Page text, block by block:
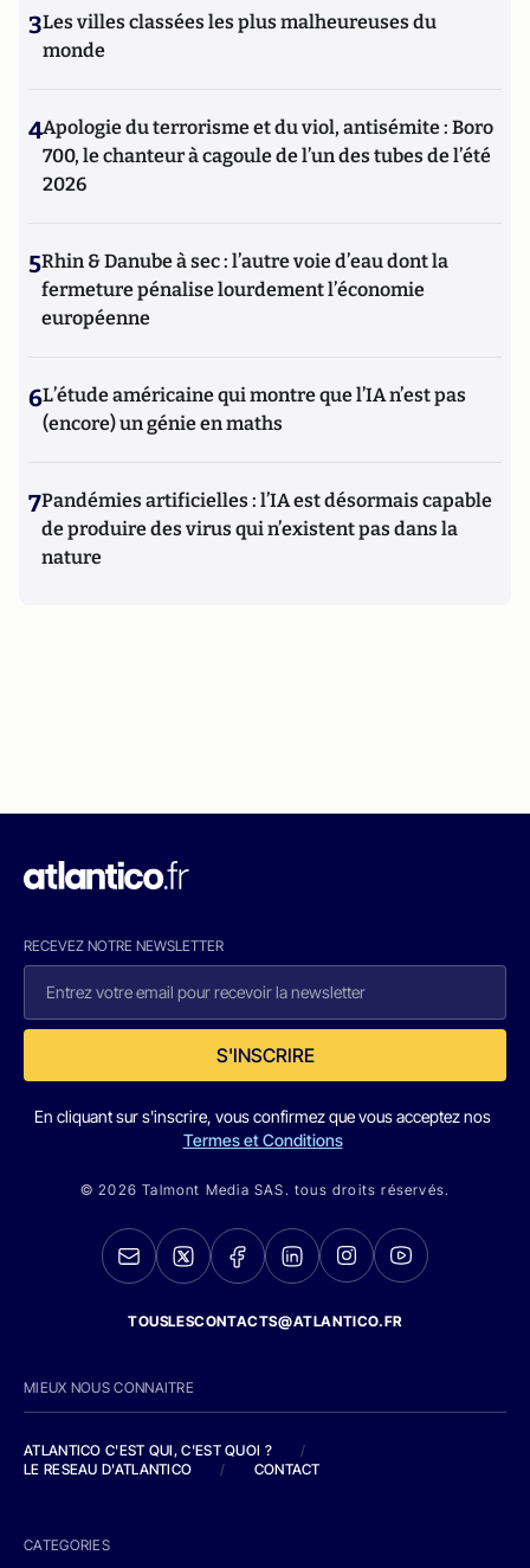
3Les villes classées les plus malheureuses du
monde
4Apologie du terrorisme et du viol, antisémite : Boro
700, le chanteur à cagoule de l’un des tubes de l’été
2026
5Rhin & Danube à sec : l’autre voie d’eau dont la
fermeture pénalise lourdement l’économie
européenne
6L’étude américaine qui montre que l’IA n’est pas
(encore) un génie en maths
7Pandémies artificielles : l’IA est désormais capable
de produire des virus qui n’existent pas dans la
nature
RECEVEZ NOTRE NEWSLETTER
S'INSCRIRE
En cliquant sur s'inscrire, vous confirmez que vous acceptez nos
Termes et Conditions
© 2026 Talmont Media SAS. tous droits réservés.
TOUSLESCONTACTS@ATLANTICO.FR
MIEUX NOUS CONNAITRE
ATLANTICO C'EST QUI, C'EST QUOI ?
/
LE RESEAU D'ATLANTICO
/ CONTACT
CATEGORIES